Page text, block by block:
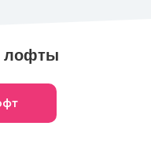
лофты